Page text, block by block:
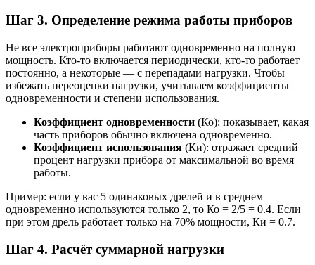
Шаг 3. Определение режима работы приборов
Не все электроприборы работают одновременно на полную
мощность. Кто-то включается периодически, кто-то работает
постоянно, а некоторые — с перепадами нагрузки. Чтобы
избежать переоценки нагрузки, учитываем коэффициенты
одновременности и степени использования.
Коэффициент одновременности (Ко): показывает, какая
часть приборов обычно включена одновременно.
Коэффициент использования (Ки): отражает средний
процент нагрузки прибора от максимальной во время
работы.
Пример: если у вас 5 одинаковых дрелей и в среднем
одновременно используются только 2, то Ко = 2/5 = 0.4. Если
при этом дрель работает только на 70% мощности, Ки = 0.7.
Шаг 4. Расчёт суммарной нагрузки